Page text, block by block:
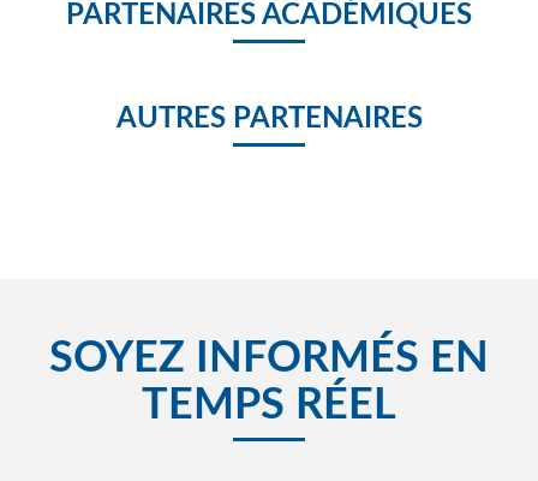
PARTENAIRES ACADÉMIQUES
AUTRES PARTENAIRES
SOYEZ INFORMÉS EN
TEMPS RÉEL